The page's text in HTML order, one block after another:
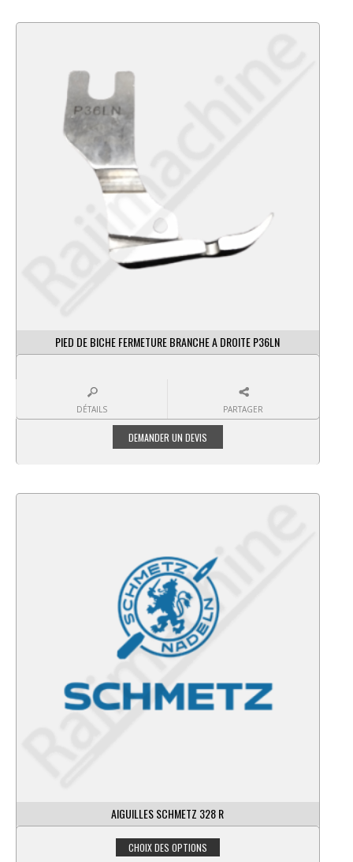
PIED DE BICHE FERMETURE BRANCHE A DROITE P36LN
DÉTAILS PARTAGER
AIGUILLES SCHMETZ 328 R
CHOIX DES OPTIONS